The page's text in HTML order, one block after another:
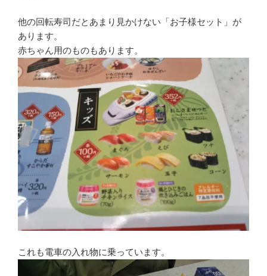
他の回転寿司だとあまり見かけない「お子様セット」が
あります。
赤ちゃん用のものもあります。
これも電車の入れ物に乗っています。